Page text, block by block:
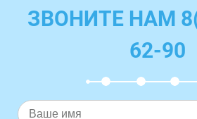
ЗВОНИТЕ НАМ
62-90